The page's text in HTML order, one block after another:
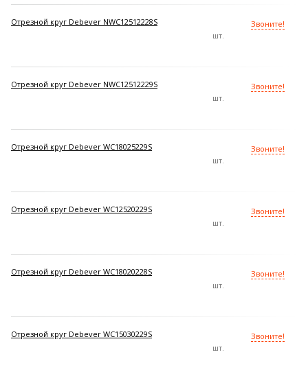
Отрезной круг Debever NWC12512228S
шт.
Звоните!
Отрезной круг Debever NWC12512229S
шт.
Звоните!
Отрезной круг Debever WC18025229S
шт.
Звоните!
Отрезной круг Debever WC12520229S
шт.
Звоните!
Отрезной круг Debever WC18020228S
шт.
Звоните!
Отрезной круг Debever WC15030229S
шт.
Звоните!